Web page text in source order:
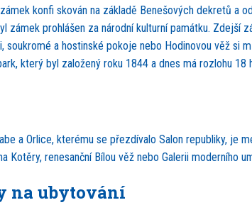
konfi skován na základě Benešových dekretů a
zámek prohlášen za národní kulturní památku.
soukromé a hostinské pokoje nebo Hodinovou věž si
který byl založený roku 1844 a dnes má rozlohu 18
a Orlice, kterému se přezdívalo Salon republiky, je
Kotěry, renesanční Bílou věž nebo Galerii moderního
na ubytování